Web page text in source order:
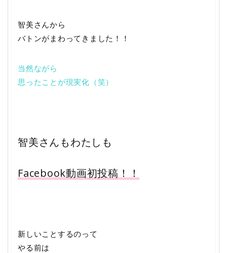
智美さんから
バトンがまわってきました！！
当然ながら
思ったことが現実化（笑）
智美さんもわたしも
Facebook動画初投稿！！
新しいことするのって
やる前は